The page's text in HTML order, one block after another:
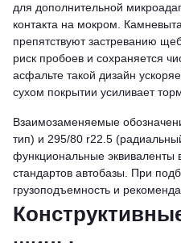
для дополнительной
контакта на мокром.
препятствуют застреванию
риск пробоев и сохраняется
асфальте такой дизайн
сухом покрытии усиливает
Взаимозаменяемые
тип) и 295/80 r22.5
функциональные эквиваленты
стандартов автобазы. При
грузоподъемность и